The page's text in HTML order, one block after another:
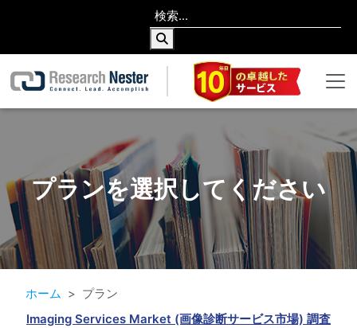
プランを選択してください
ホーム
プラン
Imaging Services Market (画像診断サービス市場) 調査